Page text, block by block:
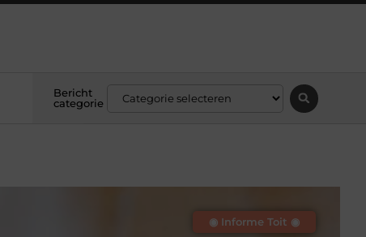
Bericht
categorie
◉ Informe Toit ◉